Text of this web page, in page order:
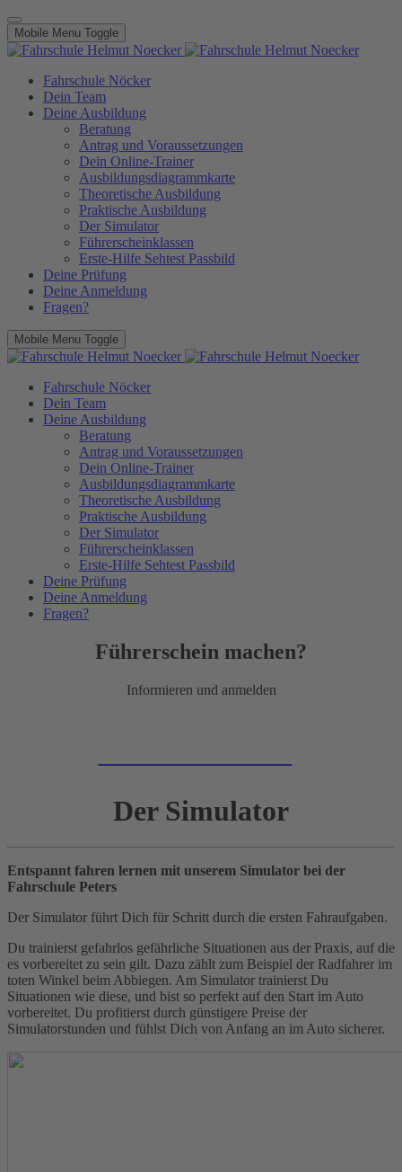
Mobile Menu Toggle
Fahrschule Nöcker
Dein Team
Deine Ausbildung
Beratung
Antrag und Voraussetzungen
Dein Online-Trainer
Ausbildungsdiagrammkarte
Theoretische Ausbildung
Praktische Ausbildung
Der Simulator
Führerscheinklassen
Erste-Hilfe Sehtest Passbild
Deine Prüfung
Deine Anmeldung
Fragen?
Mobile Menu Toggle
Fahrschule Nöcker
Dein Team
Deine Ausbildung
Beratung
Antrag und Voraussetzungen
Dein Online-Trainer
Ausbildungsdiagrammkarte
Theoretische Ausbildung
Praktische Ausbildung
Der Simulator
Führerscheinklassen
Erste-Hilfe Sehtest Passbild
Deine Prüfung
Deine Anmeldung
Fragen?
Führerschein machen?
Informieren und anmelden
Der Simulator
Entspannt fahren lernen mit unserem Simulator bei der
Fahrschule Peters
Der Simulator führt Dich für Schritt durch die ersten Fahraufgaben.
Du trainierst gefahrlos gefährliche Situationen aus der Praxis, auf die
es vorbereitet zu sein gilt. Dazu zählt zum Beispiel der Radfahrer im
toten Winkel beim Abbiegen. Am Simulator trainierst Du
Situationen wie diese, und bist so perfekt auf den Start im Auto
vorbereitet. Du profitierst durch günstigere Preise der
Simulatorstunden und fühlst Dich von Anfang an im Auto sicherer.